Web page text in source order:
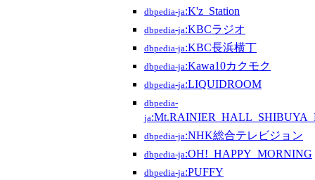
dbpedia-ja:K'z_Station
dbpedia-ja:KBCラジオ
dbpedia-ja:KBC長浜横丁
dbpedia-ja:Kawa10カクモク
dbpedia-ja:LIQUIDROOM
dbpedia-
ja
dbpedia-ja:NHK総合テレビジョン
dbpedia-ja:OH!_HAPPY_MORNING
dbpedia-ja:PUFFY